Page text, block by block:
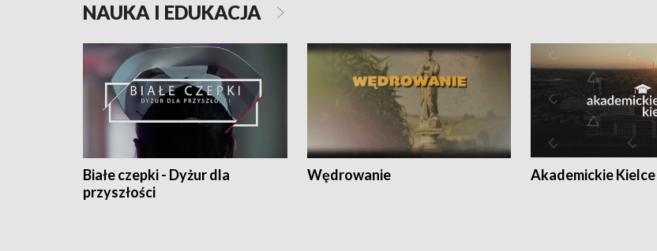
NAUKA I EDUKACJA
Białe czepki - Dyżur dla
przyszłości
Wędrowanie Akademickie Kielce